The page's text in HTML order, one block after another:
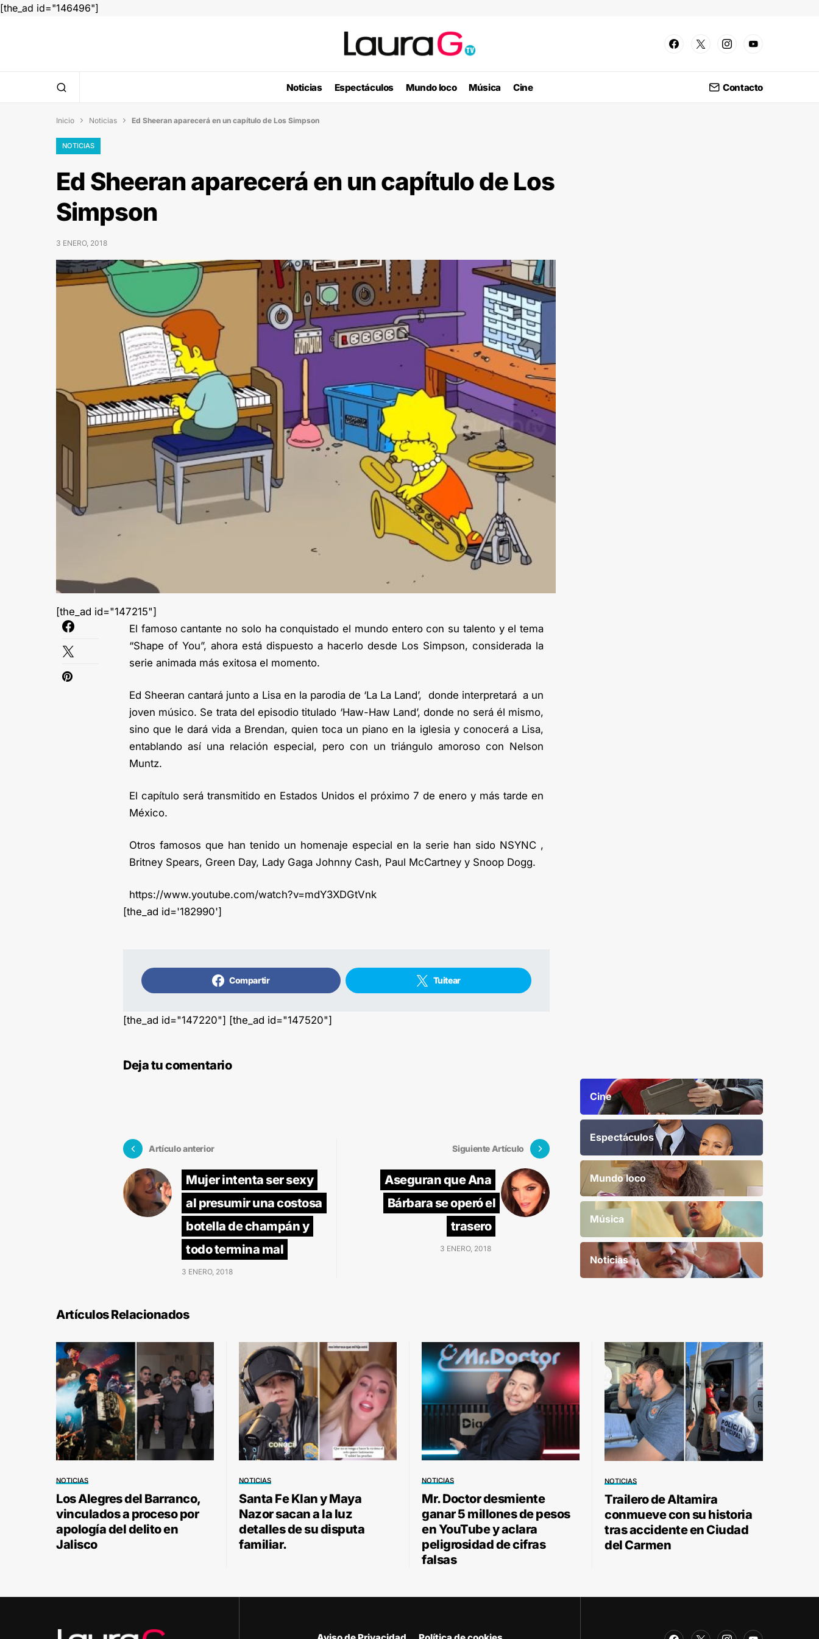
[the_ad id="146496"]
Noticias Espectáculos Mundo loco Música Cine Contacto
Inicio  Noticias  Ed Sheeran aparecerá en un capítulo de Los Simpson
NOTICIAS
Ed Sheeran aparecerá en un capítulo de Los
Simpson
3 ENERO, 2018
[the_ad id="147215"]
El famoso cantante no solo ha conquistado el mundo entero con su talento y el tema
“Shape of You”, ahora está dispuesto a hacerlo desde Los Simpson, considerada la
serie animada más exitosa el momento.
Ed Sheeran cantará junto a Lisa en la parodia de ‘La La Land’, donde interpretará a un
joven músico. Se trata del episodio titulado ‘Haw-Haw Land’, donde no será él mismo,
sino que le dará vida a Brendan, quien toca un piano en la iglesia y conocerá a Lisa,
entablando así una relación especial, pero con un triángulo amoroso con Nelson
Muntz.
El capítulo será transmitido en Estados Unidos el próximo 7 de enero y más tarde en
México.
Otros famosos que han tenido un homenaje especial en la serie han sido NSYNC ,
Britney Spears, Green Day, Lady Gaga Johnny Cash, Paul McCartney y Snoop Dogg.
https://www.youtube.com/watch?v=mdY3XDGtVnk
[the_ad id='182990']
Compartir Tuitear
[the_ad id="147220"] [the_ad id="147520"]
Deja tu comentario
Artículo anterior
Mujer intenta ser sexy
al presumir una costosa
botella de champán y
todo termina mal
3 ENERO, 2018
Siguiente Artículo
Aseguran que Ana
Bárbara se operó el
trasero
3 ENERO, 2018
Cine
Espectáculos
Mundo loco
Música
Noticias
Artículos Relacionados
NOTICIAS
Los Alegres del Barranco,
vinculados a proceso por
apología del delito en
Jalisco
NOTICIAS
Santa Fe Klan y Maya
Nazor sacan a la luz
detalles de su disputa
familiar.
NOTICIAS
Mr. Doctor desmiente
ganar 5 millones de pesos
en YouTube y aclara
peligrosidad de cifras
falsas
NOTICIAS
Trailero de Altamira
conmueve con su historia
tras accidente en Ciudad
del Carmen